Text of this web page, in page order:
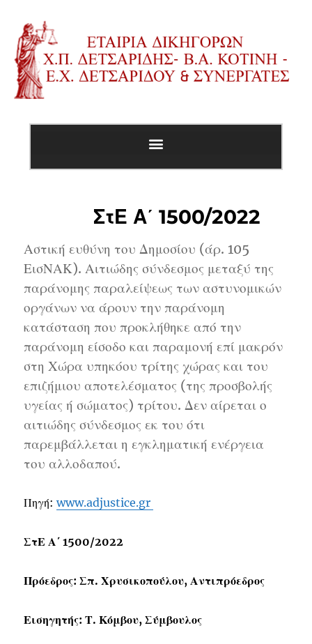
ΣτΕ Α΄ 1500/2022
Αστική ευθύνη του Δημοσίου (άρ. 105
ΕισΝΑΚ). Αιτιώδης σύνδεσμος μεταξύ της
παράνομης παραλείψεως των αστυνομικών
οργάνων να άρουν την παράνομη
κατάσταση που προκλήθηκε από την
παράνομη είσοδο και παραμονή επί μακρόν
στη Χώρα υπηκόου τρίτης χώρας και του
επιζήμιου αποτελέσματος (της προσβολής
υγείας ή σώματος) τρίτου. Δεν αίρεται ο
αιτιώδης σύνδεσμος εκ του ότι
παρεμβάλλεται η εγκληματική ενέργεια
του αλλοδαπού.
Πηγή:www.adjustice.gr
ΣτΕ Α΄ 1500/2022
Πρόεδρος: Σπ. Χρυσικοπούλου, Αντιπρόεδρος
Εισηγητής: Τ. Κόμβου, Σύμβουλος